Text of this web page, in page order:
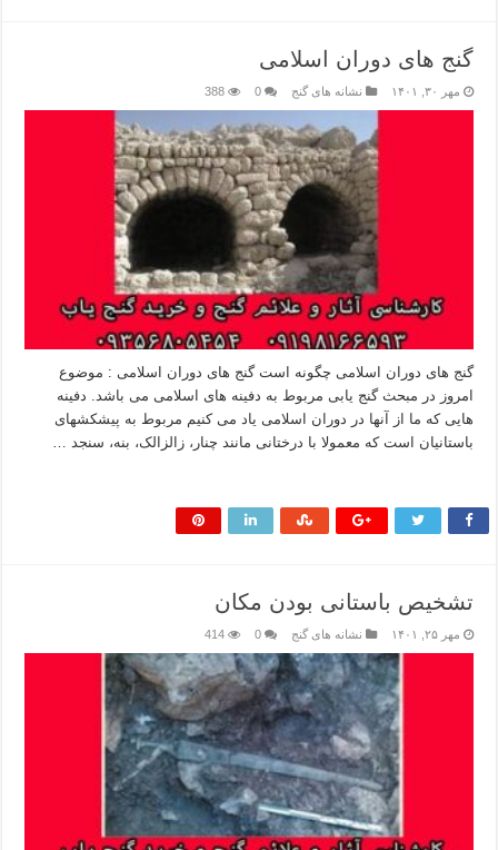
گنج های دوران اسلامی
مهر ۳۰, ۱۴۰۱ نشانه های گنج 0
388
گنج های دوران اسلامی چگونه است گنج های دوران اسلامی : موضوع
امروز در مبحث گنج یابی مربوط به دفینه های اسلامی می باشد. دفینه
هایی که ما از آنها در دوران اسلامی یاد می کنیم مربوط به پیشکشهای
باستانیان است که معمولا با درختانی مانند چنار، زالزالک، بنه، سنجد …
تشخیص باستانی بودن مکان
مهر ۲۵, ۱۴۰۱ نشانه های گنج 0
414